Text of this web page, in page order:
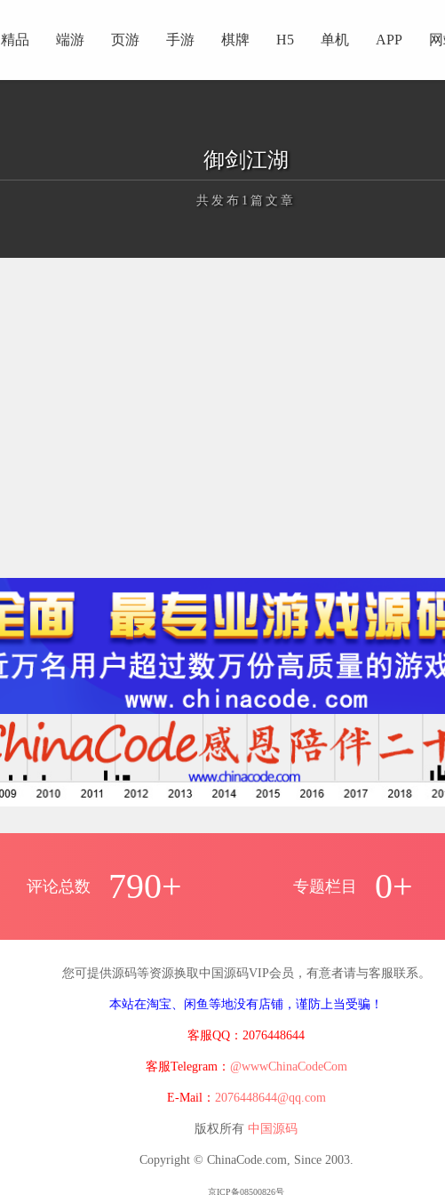
精品 端游 页游 手游 棋牌 H5 单机 APP
御剑江湖
共发布1篇文章
评论总数 790+ 专题栏目 0+
您可提供源码等资源换取中国源码VIP会员，有意者请与客服联系。
本站在淘宝、闲鱼等地没有店铺，谨防上当受骗！
客服QQ：2076448644
客服Telegram： @wwwChinaCodeCom
E-Mail： 2076448644@qq.com
版权所有 中国源码
Copyright © ChinaCode.com, Since 2003.
京ICP备08500826号